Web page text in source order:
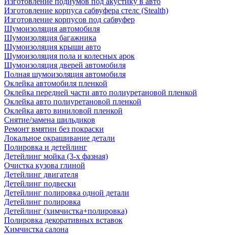
Изготовление корпуса сабвуфера стелс (Stealth)
Изготовление корпусов под сабвуфер
Шумоизоляция автомобиля
Шумоизоляция багажника
Шумоизоляция крыши авто
Шумоизоляция пола и колесных арок
Шумоизоляция дверей автомобиля
Полная шумоизоляция автомобиля
Оклейка автомобиля пленкой
Оклейка передней части авто полиуретановой пленкой
Оклейка авто полиуретановой пленкой
Оклейка авто виниловой пленкой
Снятие/замена шильдиков
Ремонт вмятин без покраски
Локальное окрашивание детали
Полировка и детейлинг
Детейлинг мойка (3-х фазная)
Очистка кузова глиной
Детейлинг двигателя
Детейлинг подвески
Детейлинг полировка одной детали
Детейлинг полировка
Детейлинг (химчистка+полировка)
Полировка декоративных вставок
Химчистка салона